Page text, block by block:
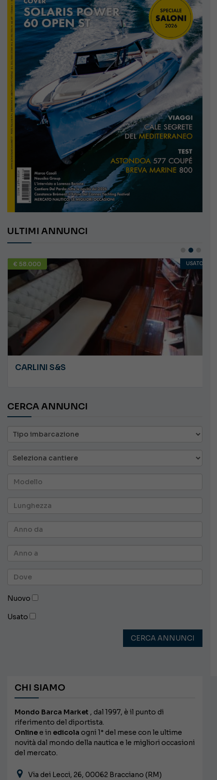
ULTIMI ANNUNCI
€ 58.000 USATO
CARLINI S&S
CERCA ANNUNCI
Nuovo
Usato
CERCA ANNUNCI
CHI SIAMO
Mondo Barca Market , dal 1997, è il punto di
riferimento del diportista.
Online e in edicola ogni 1° del mese con le ultime
novità dal mondo della nautica e le migliori occasioni
del mercato.
Via dei Lecci, 26, 00062 Bracciano (RM)